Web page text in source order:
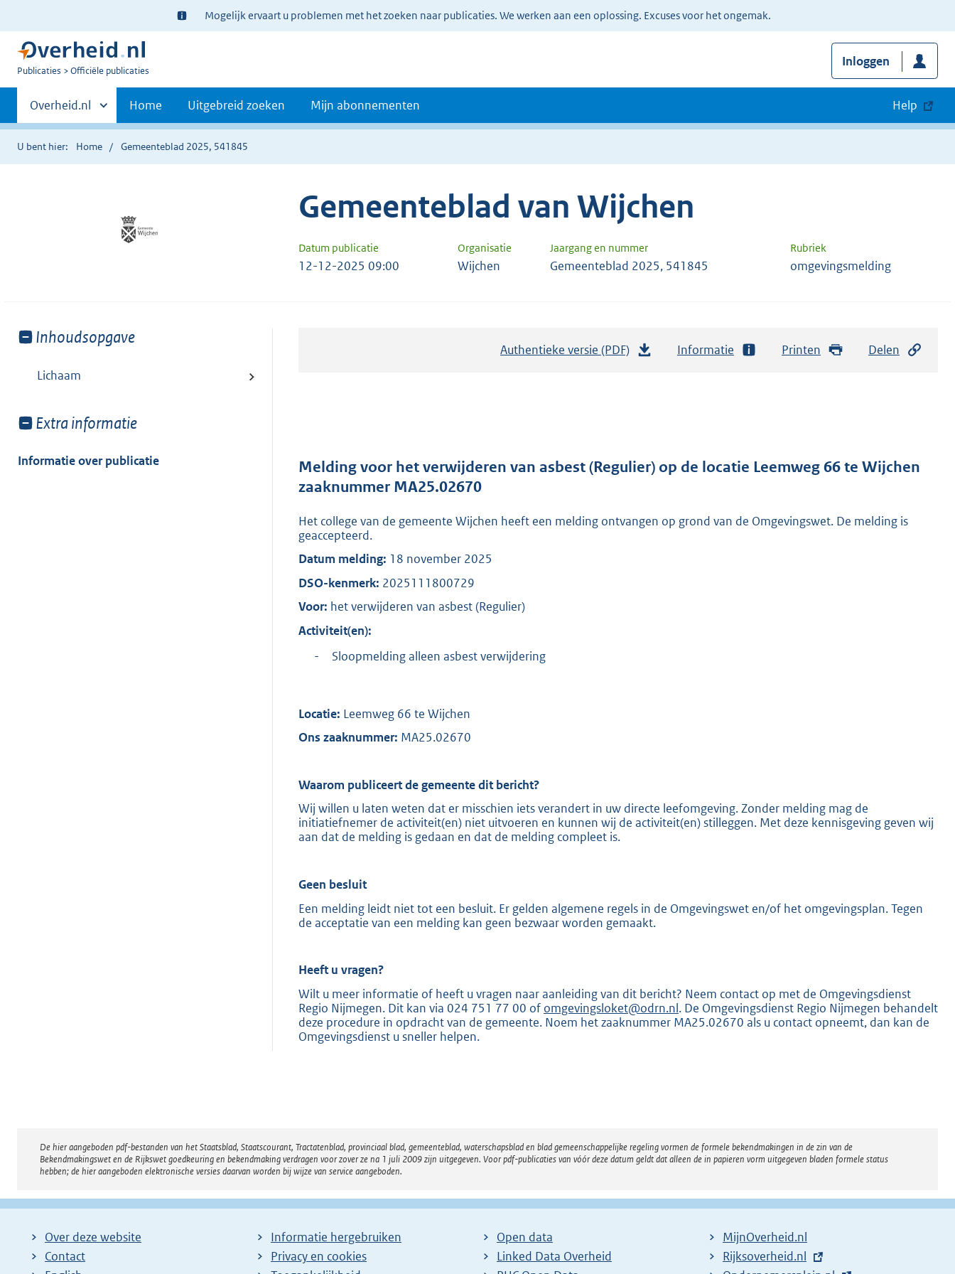
Ter
informatie:
Mogelijk ervaart u problemen met het zoeken naar publicaties. We werken aan een oplossing. Excuses voor het ongemak.
U
Publicaties Officiële publicaties
Inloggen
Primaire
navigatie
Andere
sites
binnen
Overheid.nl Home Uitgebreid zoeken Mijn abonnementen Help
U bent hier: Home Gemeenteblad 2025, 541845
Gemeenteblad van Wijchen
Datum publicatie Organisatie Jaargang en nummer Rubriek
12-12-2025 09:00 Wijchen Gemeenteblad 2025, 541845 omgevingsmelding
Toon
van:
Inhoudsopgave
Lichaam
Toon
van:
Extra informatie
Informatie over publicatie
Authentieke versie (PDF)
d
r
Informatie Printen Delen
Melding voor het verwijderen van asbest (Regulier) op de locatie Leemweg 66 te Wijchen
zaaknummer MA25.02670
Het college van de gemeente Wijchen heeft een melding ontvangen op grond van de Omgevingswet. De melding is
geaccepteerd.
Datum melding: 18 november 2025
DSO-kenmerk: 2025111800729
Voor: het verwijderen van asbest (Regulier)
Activiteit(en):
-
Sloopmelding alleen asbest verwijdering
Locatie: Leemweg 66 te Wijchen
Ons zaaknummer: MA25.02670
Waarom publiceert de gemeente dit bericht?
Wij willen u laten weten dat er misschien iets verandert in uw directe leefomgeving. Zonder melding mag de
initiatiefnemer de activiteit(en) niet uitvoeren en kunnen wij de activiteit(en) stilleggen. Met deze kennisgeving geven wij
aan dat de melding is gedaan en dat de melding compleet is.
Geen besluit
Een melding leidt niet tot een besluit. Er gelden algemene regels in de Omgevingswet en/of het omgevingsplan. Tegen
de acceptatie van een melding kan geen bezwaar worden gemaakt.
Heeft u vragen?
Wilt u meer informatie of heeft u vragen naar aanleiding van dit bericht? Neem contact op met de Omgevingsdienst
Regio Nijmegen. Dit kan via 024 751 77 00 of omgevingsloket@odrn.nl. De Omgevingsdienst Regio Nijmegen behandelt
deze procedure in opdracht van de gemeente. Noem het zaaknummer MA25.02670 als u contact opneemt, dan kan de
Omgevingsdienst u sneller helpen.
Disclaimer
De hier aangeboden pdf-bestanden van het Staatsblad, Staatscourant, Tractatenblad, provinciaal blad, gemeenteblad, waterschapsblad en blad gemeenschappelijke regeling vormen de formele bekendmakingen in de zin van de
Bekendmakingswet en de Rijkswet goedkeuring en bekendmaking verdragen voor zover ze na 1 juli 2009 zijn uitgegeven. Voor pdf-publicaties van vóór deze datum geldt dat alleen de in papieren vorm uitgegeven bladen formele status
hebben; de hier aangeboden elektronische versies daarvan worden bij wijze van service aangeboden.
Over deze website
Contact
Informatie hergebruiken
Privacy en cookies
Open data
Linked Data Overheid
MijnOverheid.nl
E
Rijksoverheid.nl